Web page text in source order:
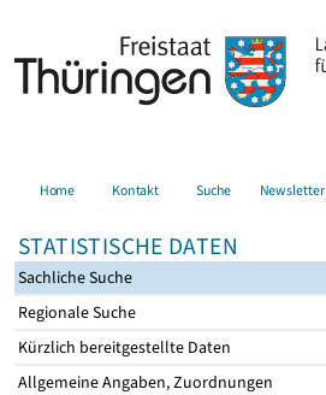
Home Kontakt Suche Newsletter
STATISTISCHE DATEN
Sachliche Suche
Regionale Suche
Kürzlich bereitgestellte Daten
Allgemeine Angaben, Zuordnungen